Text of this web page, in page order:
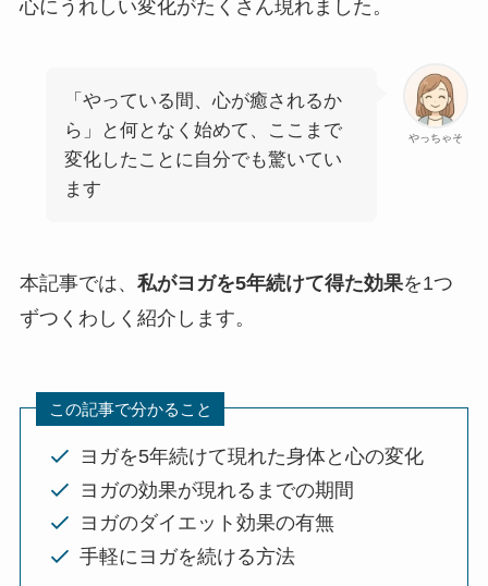
心にうれしい変化がたくさん現れました。
やっちゃそ
「やっている間、心が癒されるか
ら」と何となく始めて、ここまで
変化したことに自分でも驚いてい
ます
本記事では、 私がヨガを5年続けて得た効果を1つ
ずつくわしく紹介します。
この記事で分かること
ヨガを5年続けて現れた身体と心の変化
ヨガの効果が現れるまでの期間
ヨガのダイエット効果の有無
手軽にヨガを続ける方法